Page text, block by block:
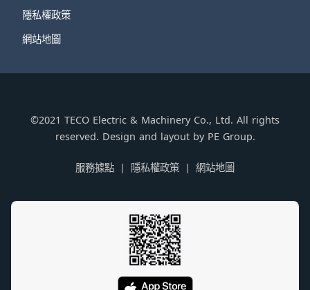
隱私權政策
網站地圖
©2021 TECO Electric & Machinery Co., Ltd. All rights
reserved. Design and layout by PE Group.
服務據點 隱私權政策 網站地圖